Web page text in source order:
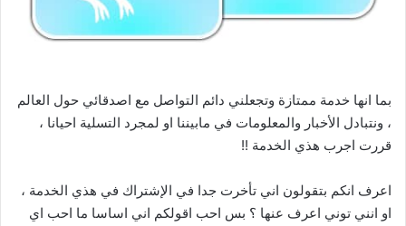
بما انها خدمة ممتازة وتجعلني دائم التواصل مع اصدقائي حول العالم
، ونتبادل الأخبار والمعلومات في مابيننا او لمجرد التسلية احيانا ،
قررت اجرب هذي الخدمة !!
اعرف انكم بتقولون اني تأخرت جدا في الإشتراك في هذي الخدمة ،
او انني توني اعرف عنها ؟ بس احب اقولكم اني اساسا ما احب اي